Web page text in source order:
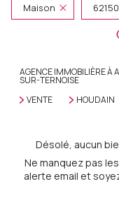
Maison
AGENCE IMMOBILIÈRE À
SUR-TERNOISE
VENTE
HOUDAIN
Désolé, aucun
Ne manquez pas
alerte email et